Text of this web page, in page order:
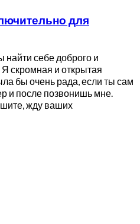
для
найти себе доброго и
скромная и открытая
бы очень рада, если ты сам
и после позвонишь мне.
жду ваших